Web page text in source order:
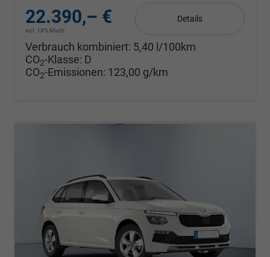
22.390,– €
incl. 19% MwSt.
Details
Verbrauch kombiniert: 5,40 l/100km
CO2-Klasse: D
CO2-Emissionen: 123,00 g/km